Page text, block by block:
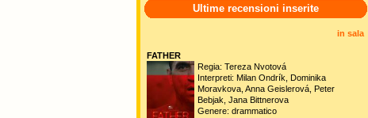
Ultime recensioni inserite
in sala
FATHER
Regia: Tereza Nvotová
Interpreti: Milan Ondrík, Dominika
Moravkova, Anna Geislerová, Peter
Bebjak, Jana Bittnerova
Genere: drammatico